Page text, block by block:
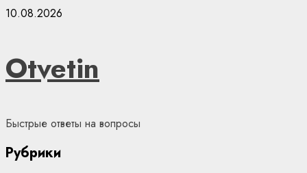
Skip
10.08.2026
Otvetin
Быстрые ответы на вопросы
Рубрики